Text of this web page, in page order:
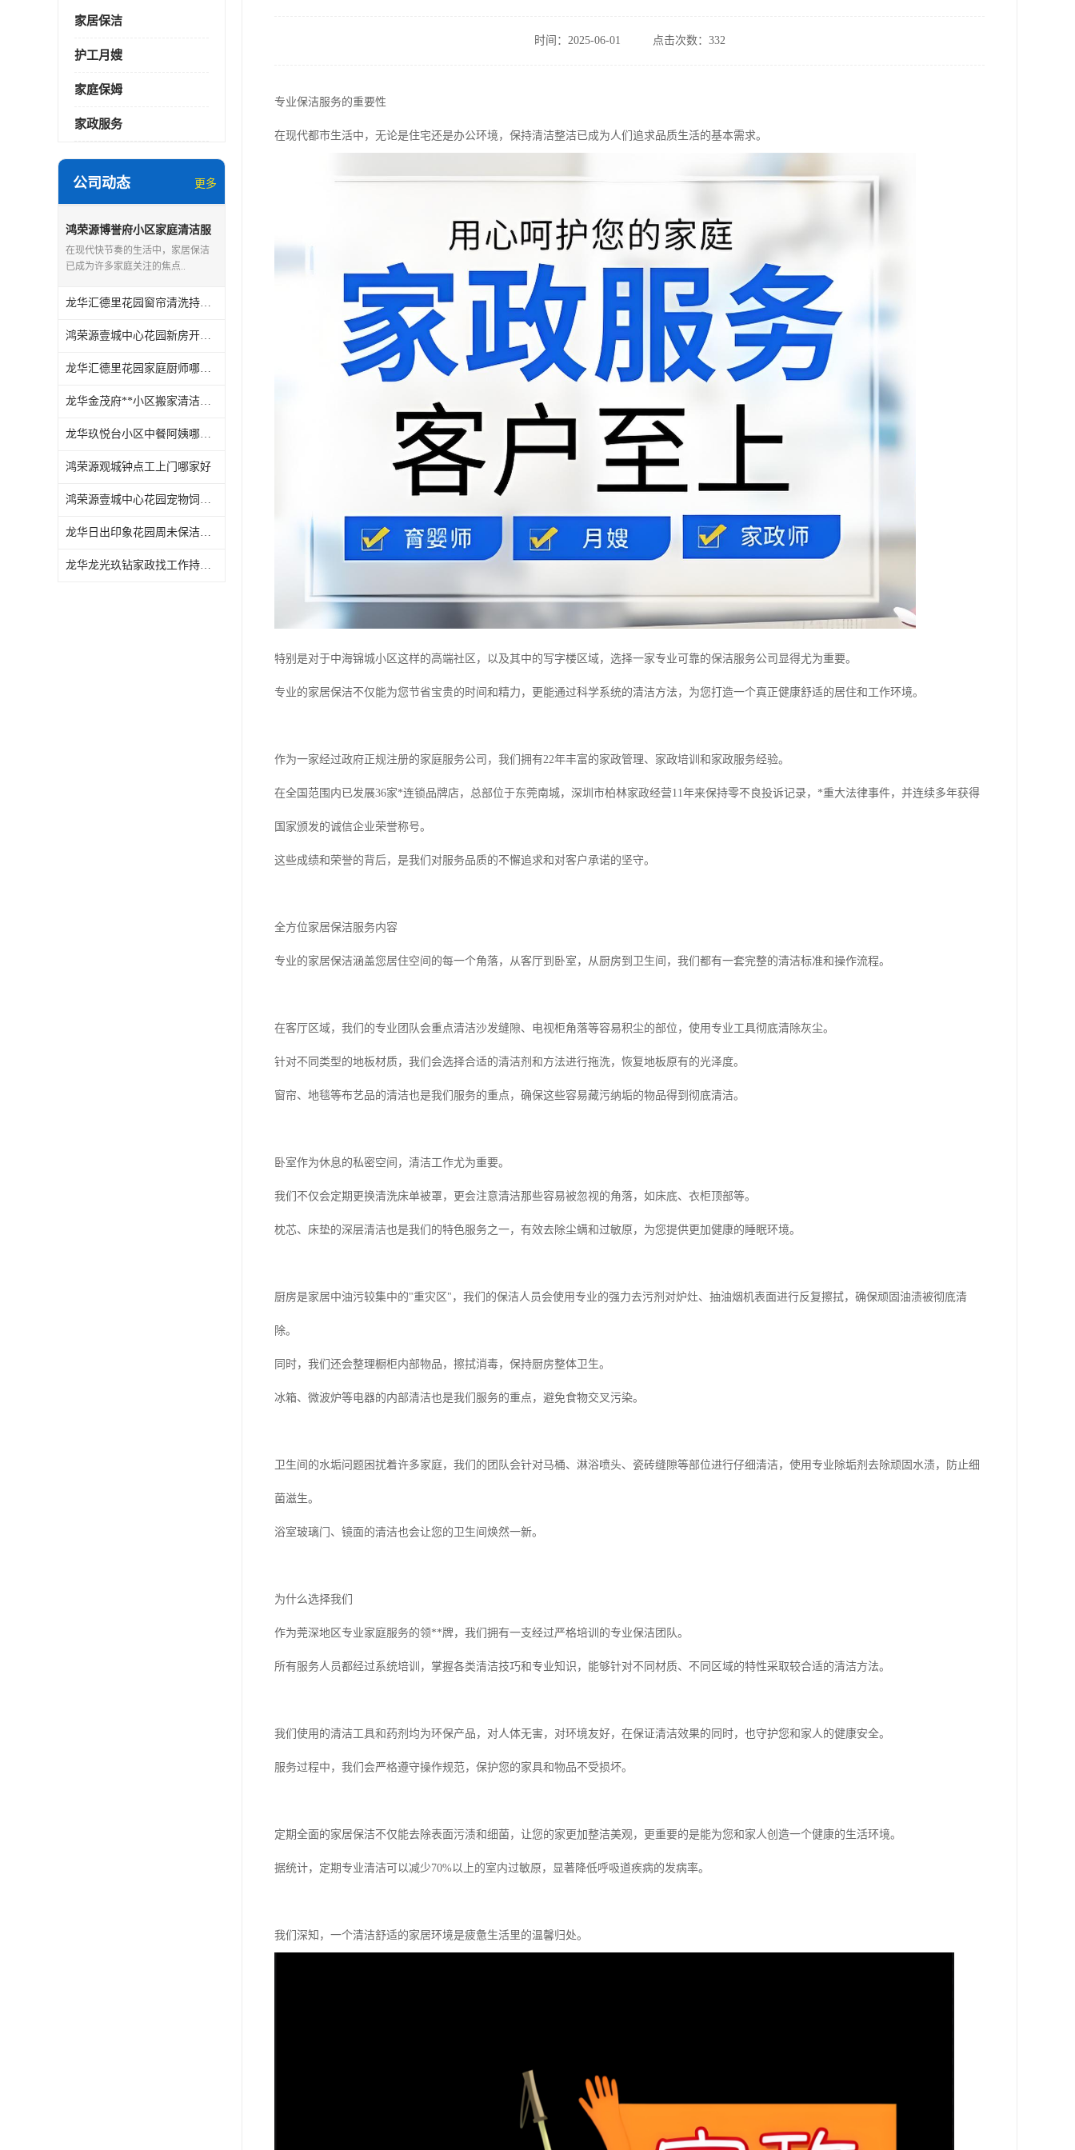
家居保洁
护工月嫂
家庭保姆
家政服务
公司动态 更多
鸿荣源博誉府小区家庭清洁服
务怎么样
在现代快节奏的生活中，家居保洁
已成为许多家庭关注的焦点..
龙华汇德里花园窗帘清洗持证上岗
鸿荣源壹城中心花园新房开荒保洁怎么样
龙华汇德里花园家庭厨师哪家好
龙华金茂府**小区搬家清洁怎么样
龙华玖悦台小区中餐阿姨哪家好
鸿荣源观城钟点工上门哪家好
鸿荣源壹城中心花园宠物饲养上门服务哪家好
龙华日出印象花园周未保洁持证上岗
龙华龙光玖钻家政找工作持证上岗
时间：2025-06-01 点击次数：332
专业保洁服务的重要性
在现代都市生活中，无论是住宅还是办公环境，保持清洁整洁已成为人们追求品质生活的基本需求。
特别是对于中海锦城小区这样的高端社区，以及其中的写字楼区域，选择一家专业可靠的保洁服务公司显得尤为重要。
专业的家居保洁不仅能为您节省宝贵的时间和精力，更能通过科学系统的清洁方法，为您打造一个真正健康舒适的居住和工作环境。
作为一家经过政府正规注册的家庭服务公司，我们拥有22年丰富的家政管理、家政培训和家政服务经验。
在全国范围内已发展36家*连锁品牌店，总部位于东莞南城，深圳市柏林家政经营11年来保持零不良投诉记录，*重大法律事件，并连续多年获得
国家颁发的诚信企业荣誉称号。
这些成绩和荣誉的背后，是我们对服务品质的不懈追求和对客户承诺的坚守。
全方位家居保洁服务内容
专业的家居保洁涵盖您居住空间的每一个角落，从客厅到卧室，从厨房到卫生间，我们都有一套完整的清洁标准和操作流程。
在客厅区域，我们的专业团队会重点清洁沙发缝隙、电视柜角落等容易积尘的部位，使用专业工具彻底清除灰尘。
针对不同类型的地板材质，我们会选择合适的清洁剂和方法进行拖洗，恢复地板原有的光泽度。
窗帘、地毯等布艺品的清洁也是我们服务的重点，确保这些容易藏污纳垢的物品得到彻底清洁。
卧室作为休息的私密空间，清洁工作尤为重要。
我们不仅会定期更换清洗床单被罩，更会注意清洁那些容易被忽视的角落，如床底、衣柜顶部等。
枕芯、床垫的深层清洁也是我们的特色服务之一，有效去除尘螨和过敏原，为您提供更加健康的睡眠环境。
厨房是家居中油污较集中的"重灾区"，我们的保洁人员会使用专业的强力去污剂对炉灶、抽油烟机表面进行反复擦拭，确保顽固油渍被彻底清
除。
同时，我们还会整理橱柜内部物品，擦拭消毒，保持厨房整体卫生。
冰箱、微波炉等电器的内部清洁也是我们服务的重点，避免食物交叉污染。
卫生间的水垢问题困扰着许多家庭，我们的团队会针对马桶、淋浴喷头、瓷砖缝隙等部位进行仔细清洁，使用专业除垢剂去除顽固水渍，防止细
菌滋生。
浴室玻璃门、镜面的清洁也会让您的卫生间焕然一新。
为什么选择我们
作为莞深地区专业家庭服务的领**牌，我们拥有一支经过严格培训的专业保洁团队。
所有服务人员都经过系统培训，掌握各类清洁技巧和专业知识，能够针对不同材质、不同区域的特性采取较合适的清洁方法。
我们使用的清洁工具和药剂均为环保产品，对人体无害，对环境友好，在保证清洁效果的同时，也守护您和家人的健康安全。
服务过程中，我们会严格遵守操作规范，保护您的家具和物品不受损坏。
定期全面的家居保洁不仅能去除表面污渍和细菌，让您的家更加整洁美观，更重要的是能为您和家人创造一个健康的生活环境。
据统计，定期专业清洁可以减少70%以上的室内过敏原，显著降低呼吸道疾病的发病率。
我们深知，一个清洁舒适的家居环境是疲惫生活里的温馨归处。